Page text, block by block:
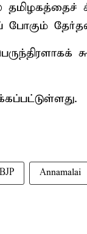
போகும்
BJP Annamalai